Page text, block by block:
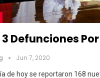
Defunciones Por
Jun 7, 2020
de hoy se reportaron 168